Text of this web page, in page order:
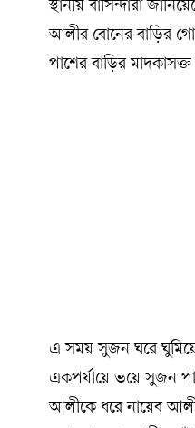
স্থানীয় বাসিন্দারা
আলীর বোনের বাড়ির
পাশের বাড়ির
এ সময় সুজন ঘরে ঘুমিয়ে
একপর্যায়ে ভয়ে সুজন
আলীকে ধরে নায়েব